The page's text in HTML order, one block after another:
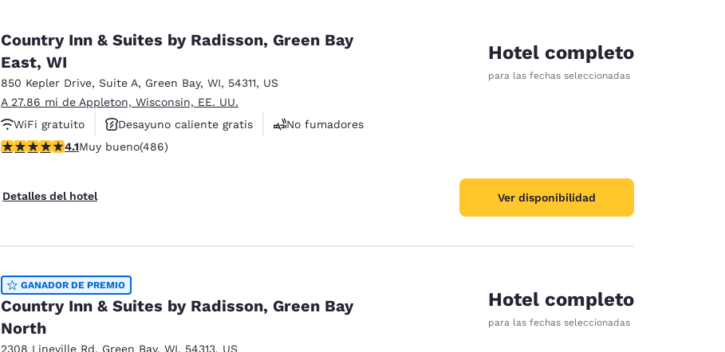
Country Inn & Suites by Radisson, Green Bay
East, WI
850 Kepler Drive, Suite A, Green Bay, WI, 54311, US
A 27.86 mi de Appleton, Wisconsin, EE. UU.
WiFi gratuito
Desayuno caliente gratis
No fumadores
calificación de 4.14 estrellas. Muy bueno. 486 reseñas
4.1Muy bueno(486)
Detalles del hotel
Hotel completo
para las fechas seleccionadas
Ver disponibilidad
GANADOR DE PREMIO
Country Inn & Suites by Radisson, Green Bay
North
2308 Lineville Rd, Green Bay, WI, 54313, US
Hotel completo
para las fechas seleccionadas